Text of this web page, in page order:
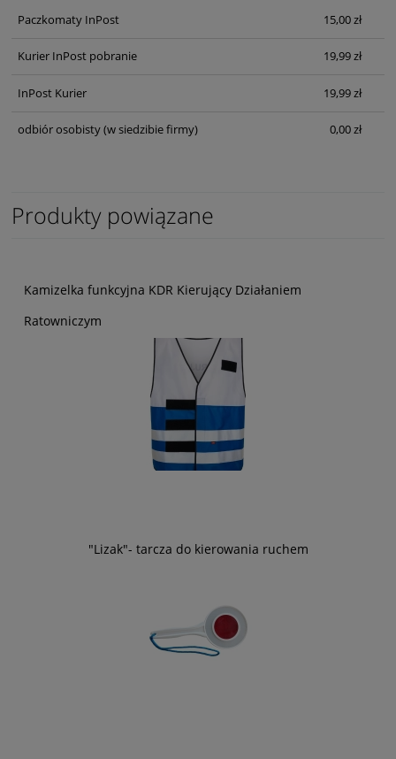
Paczkomaty InPost 15,00 zł
Kurier InPost pobranie 19,99 zł
InPost Kurier 19,99 zł
odbiór osobisty(w siedzibie firmy) 0,00 zł
Produkty powiązane
Kamizelka funkcyjna KDR Kierujący Działaniem
Ratowniczym
"Lizak"- tarcza do kierowania ruchem